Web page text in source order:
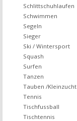
Schlittschuhlaufen
Schwimmen
Segeln
Sieger
Ski / Wintersport
Squash
Surfen
Tanzen
Tauben /Kleinzucht
Tennis
Tischfussball
Tischtennis